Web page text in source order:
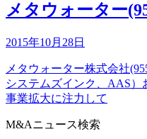
メタウォーター
2015年10月28日
メタウォーター株式会社
システムズインク、AAS
事業拡大に注力して
M&Aニュース検索